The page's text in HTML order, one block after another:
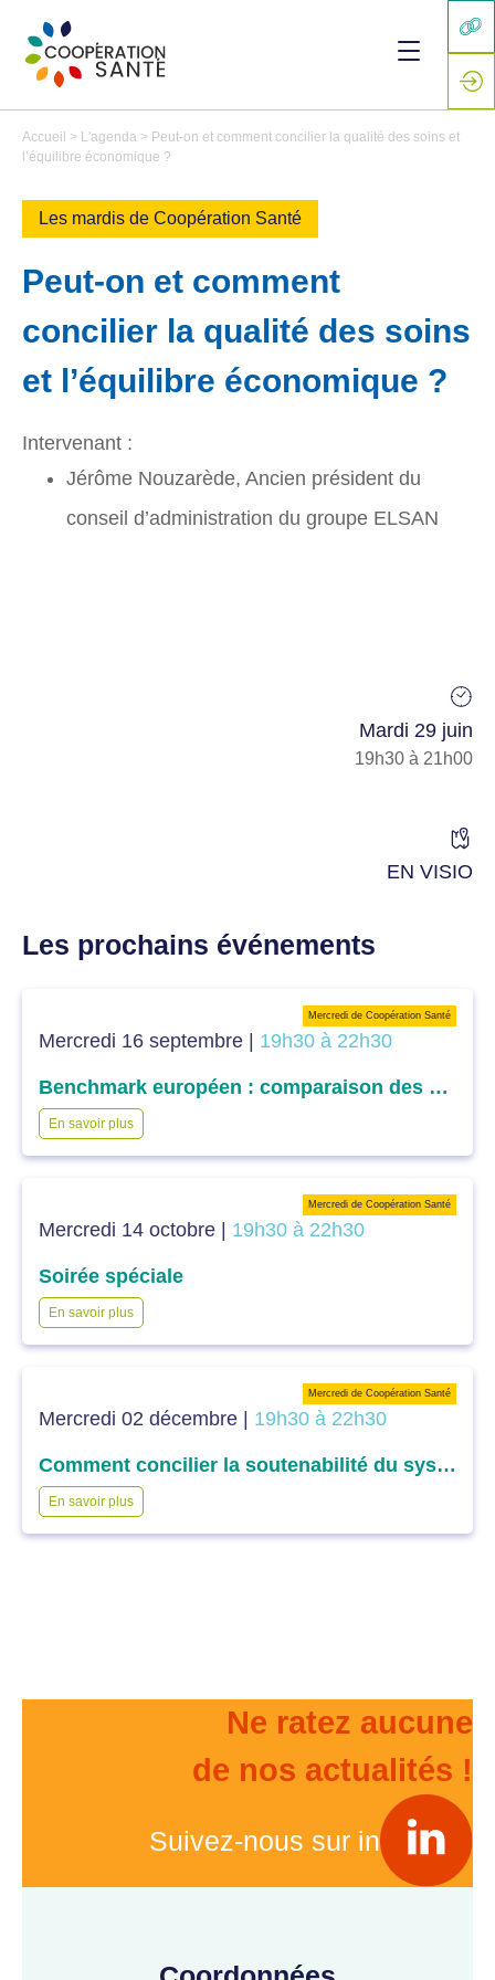
Accueil > L'agenda > Peut-on et comment concilier la qualité des soins et
l’équilibre économique ?
Les mardis de Coopération Santé
Peut-on et comment
concilier la qualité des soins
et l’équilibre économique ?
Intervenant :
Jérôme Nouzarède, Ancien président du
conseil d’administration du groupe ELSAN
Mardi 29 juin
19h30 à 21h00
EN VISIO
Les prochains événements
Mercredi 16 septembre | 19h30 à 22h30
Mercredi de Coopération Santé
Benchmark européen : comparaison des différents systèmes de santé européens dans l’accès aux soins
En savoir plus
Mercredi 14 octobre | 19h30 à 22h30
Mercredi de Coopération Santé
Soirée spéciale
En savoir plus
Mercredi 02 décembre | 19h30 à 22h30
Mercredi de Coopération Santé
Comment concilier la soutenabilité du système et l’efficience des dépenses dans l’accès aux soins : la question du financement ?
En savoir plus
Ne ratez aucune
de nos actualités !
Suivez-nous sur in